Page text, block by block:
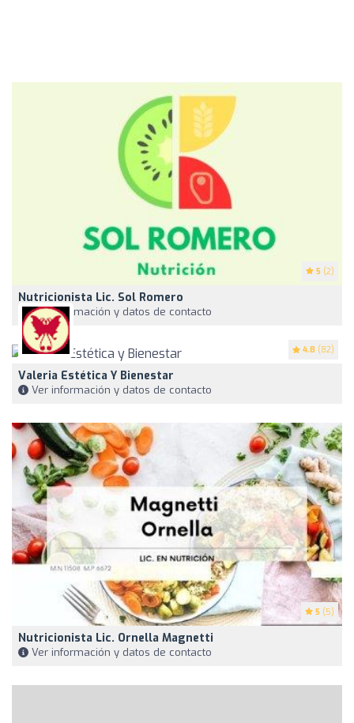
5 (2)
Nutricionista Lic. Sol Romero
Ver información y datos de contacto
4.8 (82)
Valeria Estética Y Bienestar
Ver información y datos de contacto
5 (5)
Nutricionista Lic. Ornella Magnetti
Ver información y datos de contacto